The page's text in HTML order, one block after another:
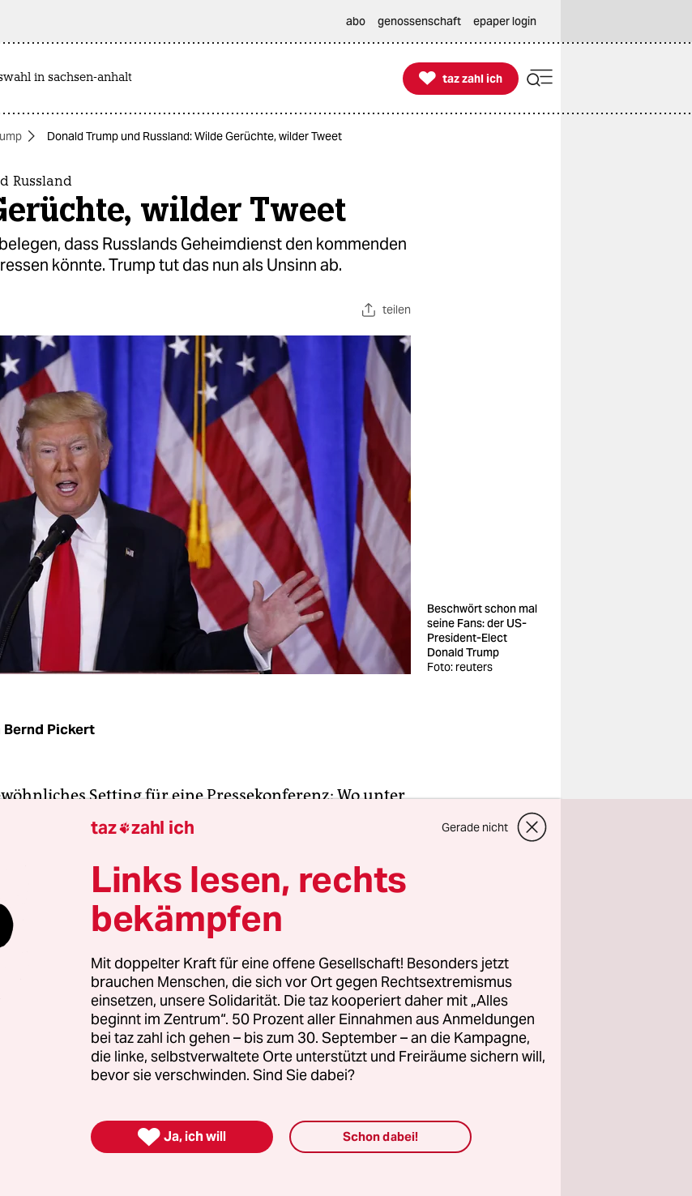
abo genossenschaft epaper login
in sachsen-anhalt 
taz zahl ich
taz zahl ich
Donald Trump und Russland: Wilde Gerüchte, wilder Tweet
Russland
wilder Tweet
dass Russlands Geheimdienst den kommenden
könnte. Trump tut das nun als Unsinn ab.
teilen
Beschwört schon mal
seine Fans: der US-
President-Elect
Donald Trump
Foto: reuters
Bernd Pickert
Setting für eine Pressekonferenz: Wo unter
normalerweise vollkommenes Stillschweigen und
Nachfragen vorherrschen, waren bei der ersten
des gewählten Präsidenten offensichtlich eine ganze
Fans im Saal, die ihren Helden mit Applaus
Mike Pence verloren keine Zeit, um auf
24 Stunden zuvor veröffentlichten Berichte über ein
vorliegendes Dossier zu dessen Verbindungen
Die darin enthaltenen Behauptungen
und dass sich überhaupt Medien gefunden hätten, die
sei ein Zeichen für deren Vorurteile.
taz zahl ich Gerade nicht
Links lesen, rechts
bekämpfen
Mit doppelter Kraft für eine offene Gesellschaft! Besonders jetzt
brauchen Menschen, die sich vor Ort gegen Rechtsextremismus
einsetzen, unsere Solidarität. Die taz kooperiert daher mit „Alles
beginnt im Zentrum“. 50 Prozent aller Einnahmen aus Anmeldungen
bei taz zahl ich gehen – bis zum 30. September – an die Kampagne,
die linke, selbstverwaltete Orte unterstützt und Freiräume sichern will,
bevor sie verschwinden. Sind Sie dabei?
 Ja, ich will Schon dabei!